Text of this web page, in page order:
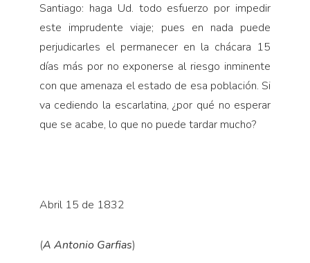
Santiago: haga Ud. todo esfuerzo por impedir
este imprudente viaje; pues en nada puede
perjudicarles el permanecer en la chácara 15
días más por no exponerse al riesgo inminente
con que amenaza el estado de esa población. Si
va cediendo la escarlatina, ¿por qué no esperar
que se acabe, lo que no puede tardar mucho?
Abril 15 de 1832
(A Antonio Garfias)